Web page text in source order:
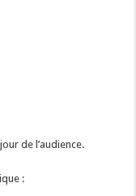
de l’audience.
: